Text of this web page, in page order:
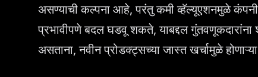
असण्याची कल्पना आहे, परंतु कमी व्हॅल्यूएशनमुळे
प्रभावीपणे बदल घडवू शकते, याबद्दल
असताना, नवीन प्रोडक्ट्सच्या जास्त खर्चामुळे